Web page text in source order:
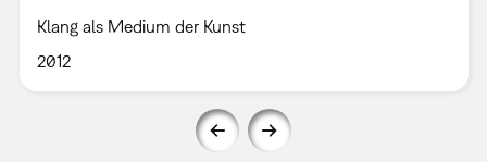
Klang als Medium der Kunst
2012